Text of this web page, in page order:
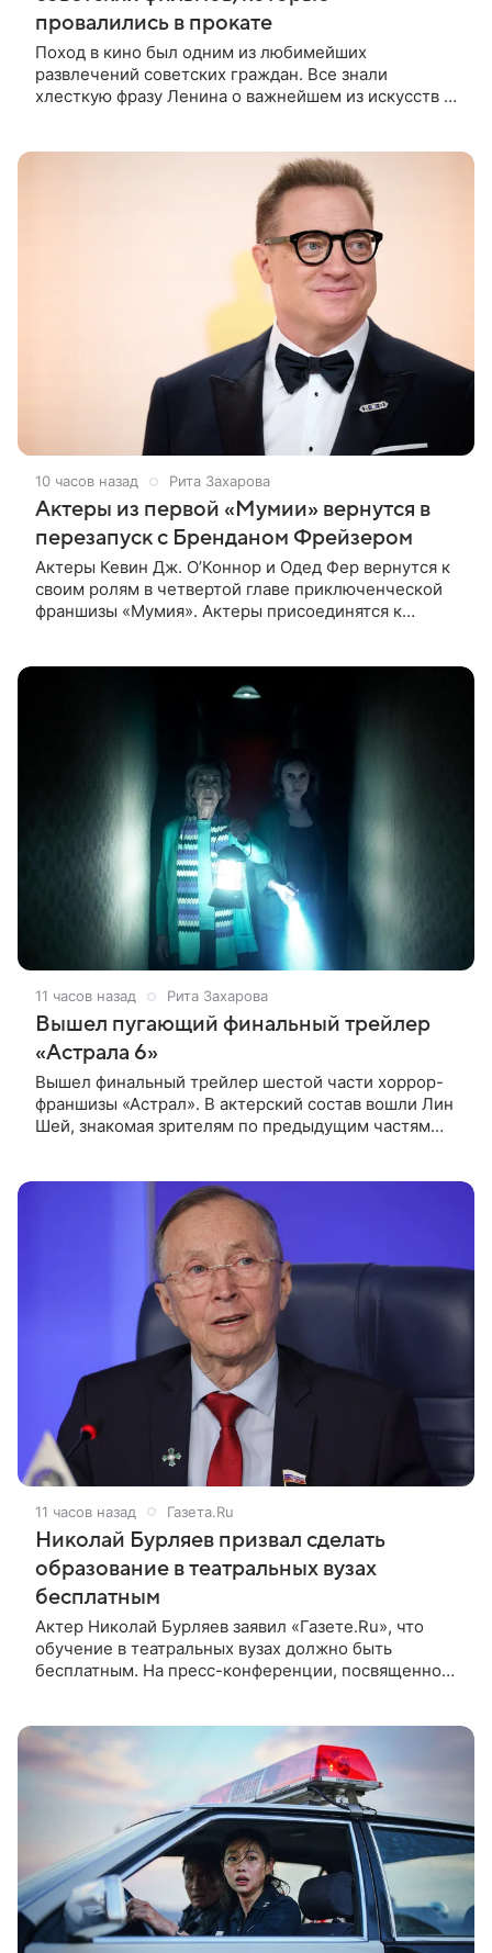
провалились в прокате
Поход в кино был одним из любимейших
развлечений советских граждан. Все знали
хлесткую фразу Ленина о важнейшем из искусств и
10 часов назад Рита Захарова
Актеры из первой «Мумии» вернутся в
перезапуск с Бренданом Фрейзером
Актеры Кевин Дж. О’Коннор и Одед Фер вернутся к
своим ролям в четвертой главе приключенческой
франшизы «Мумия». Актеры присоединятся к
11 часов назад Рита Захарова
Вышел пугающий финальный трейлер
«Астрала 6»
Вышел финальный трейлер шестой части хоррор-
франшизы «Астрал». В актерский состав вошли Лин
Шей, знакомая зрителям по предыдущим частям
11 часов назад Газета.Ru
Николай Бурляев призвал сделать
образование в театральных вузах
бесплатным
Актер Николай Бурляев заявил «Газете.Ru», что
обучение в театральных вузах должно быть
бесплатным. На пресс-конференции, посвященной